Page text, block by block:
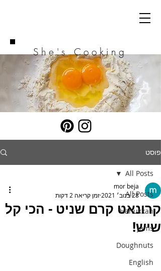
She's Cooking
פוסט
All Posts
Hanukkah
Jams
Doughnuts
English
All Posts
קרונאט קרם שניט - הכי קל
שיש!
mor beja
28 בנוב׳ 2021
זמן קריאה 2 דקות